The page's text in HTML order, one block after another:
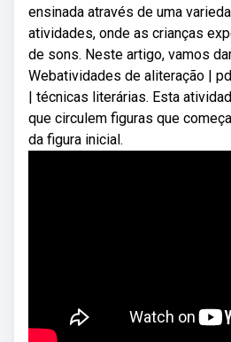
ensinada através de uma
atividades, onde as crianças
de sons. Neste artigo, vamos
Webatividades de aliteração |
| técnicas literárias. Esta
que circulem figuras que
da figura inicial.